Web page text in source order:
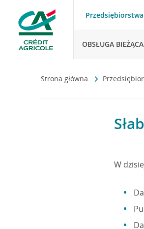
Przedsiębiorstwa
OBSŁUGA BIEŻĄCA
Strona główna
W